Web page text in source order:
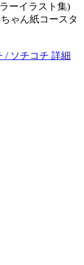
ーイラスト集)
ゃん紙コースタ
/ ソチコチ 詳細